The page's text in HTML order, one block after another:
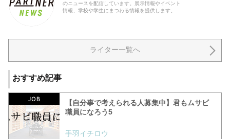
のニュースを配信しています。展示情報やイベント
情報、学校や学生にまつわる情報を提供します。
ライター一覧へ
おすすめ記事
【自分事で考えられる人募集中】君もムサビ
職員になろう5
手羽イチロウ